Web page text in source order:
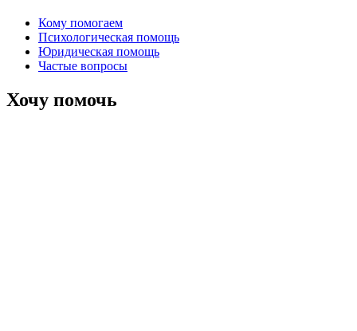
Кому помогаем
Психологическая помощь
Юридическая помощь
Частые вопросы
Хочу помочь